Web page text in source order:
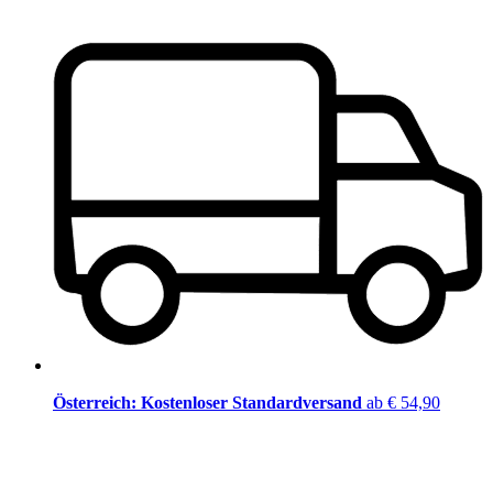
Österreich: Kostenloser Standardversand ab € 54,90